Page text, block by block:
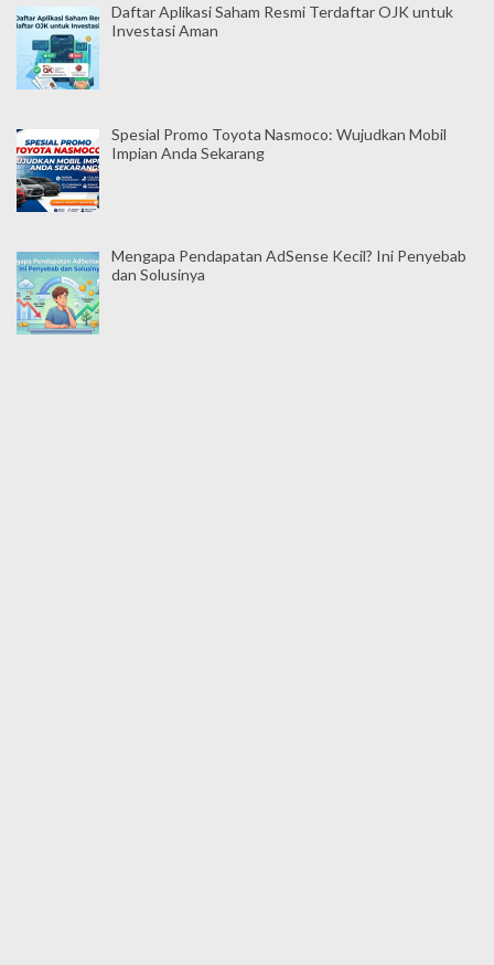
Daftar Aplikasi Saham Resmi Terdaftar OJK untuk
Investasi Aman
Spesial Promo Toyota Nasmoco: Wujudkan Mobil
Impian Anda Sekarang
Mengapa Pendapatan AdSense Kecil? Ini Penyebab
dan Solusinya